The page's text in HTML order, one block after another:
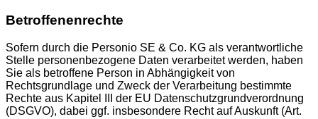
Betroffenenrechte
Sofern durch die Personio SE & Co. KG als verantwortliche
Stelle personenbezogene Daten verarbeitet werden, haben
Sie als betroffene Person in Abhängigkeit von
Rechtsgrundlage und Zweck der Verarbeitung bestimmte
Rechte aus Kapitel III der EU Datenschutzgrundverordnung
(DSGVO), dabei ggf. insbesondere Recht auf Auskunft (Art.